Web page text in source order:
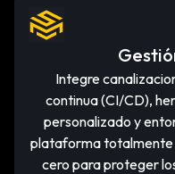
Integre
continua (CI/CD),
personalizado y
plataforma totalmente
cero para proteger